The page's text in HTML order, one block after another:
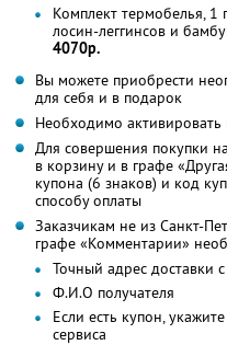
Комплект термобелья,
лосин-леггинсов и
4070р.
Вы можете приобрести
для себя и в подарок
Необходимо активировать
Для совершения покупки
в корзину и в графе
купона (6 знаков) и код
способу оплаты
Заказчикам не из Санкт-
графе «Комментарии»
Точный адрес доставки
Ф.И.О получателя
Если есть купон,
сервиса